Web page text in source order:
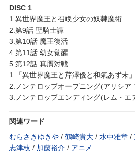
DISC 1
1.異世界魔王と召喚少女の奴隷魔術
2.第9話 聖騎士譚
3.第10話 魔王復活
4.第11話 幼女覚醒
5.第12話 真贋対戦
1.「異世界魔王と芹澤優と和氣あず未
2.ノンテロップオープニング(アリシア
3.ノンテロップエンディング(レム・エ
関連ワード
むらさきゆきや / 鶴崎貴大 / 水中雅章 /
志津枝 / 加藤裕介 / アニメ